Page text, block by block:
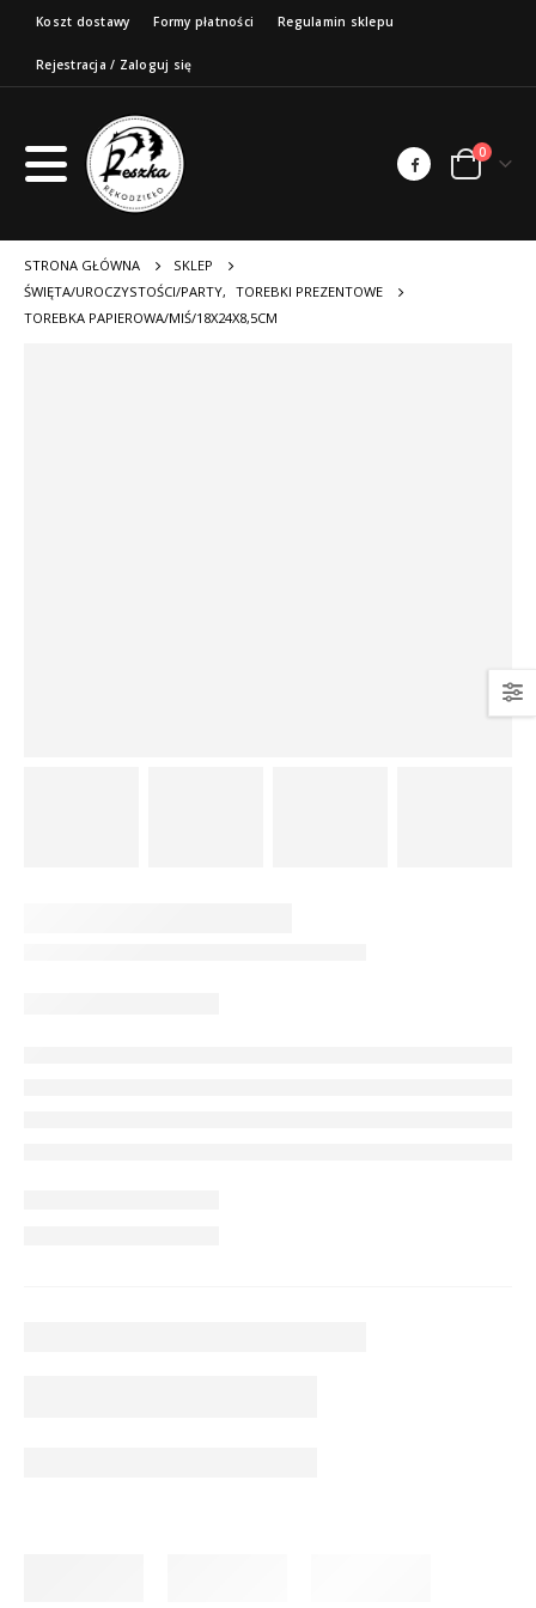
Koszt dostawy Formy płatności Regulamin sklepu
Rejestracja / Zaloguj się
0
STRONA GŁÓWNA
SKLEP
ŚWIĘTA/UROCZYSTOŚCI/PARTY, TOREBKI PREZENTOWE
TOREBKA PAPIEROWA/MIŚ/18X24X8,5CM